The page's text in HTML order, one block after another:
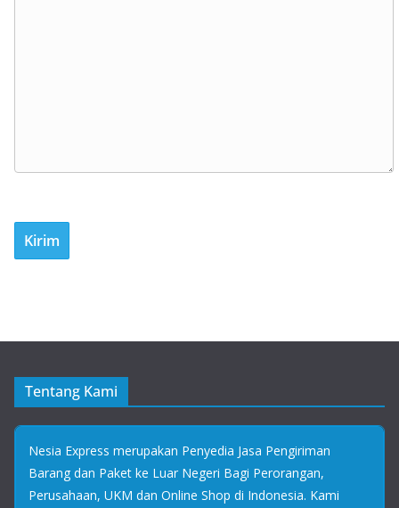
Tentang Kami
Nesia Express merupakan Penyedia Jasa Pengiriman
Barang dan Paket ke Luar Negeri Bagi Perorangan,
Perusahaan, UKM dan Online Shop di Indonesia. Kami